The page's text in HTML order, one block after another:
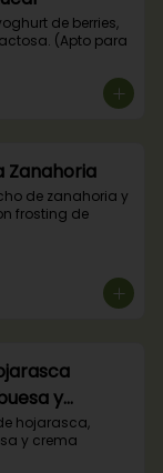
de berries,
(Apto para
Zanahoria
de zanahoria y
frosting de
y
hojarasca,
y crema